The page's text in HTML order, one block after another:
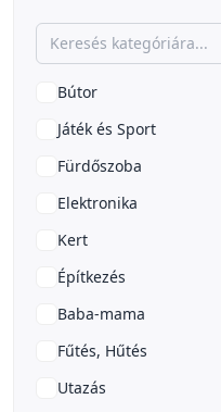
Bútor
Játék és Sport
Fürdőszoba
Elektronika
Kert
Építkezés
Baba-mama
Fűtés, Hűtés
Utazás